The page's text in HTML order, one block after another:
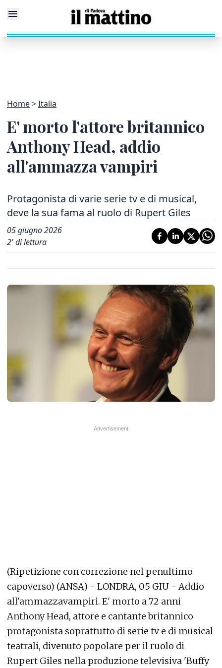
Home Italia
E' morto l'attore britannico
Anthony Head, addio
all'ammazza vampiri
Protagonista di varie serie tv e di musical,
deve la sua fama al ruolo di Rupert Giles
05 giugno 2026
2' di lettura
(Ripetizione con correzione nel penultimo
capoverso) (ANSA) - LONDRA, 05 GIU - Addio
all'ammazzavampiri. E' morto a 72 anni
Anthony Head, attore e cantante britannico
protagonista soprattutto di serie tv e di musical
teatrali, divenuto popolare per il ruolo di
Rupert Giles nella produzione televisiva 'Buffy